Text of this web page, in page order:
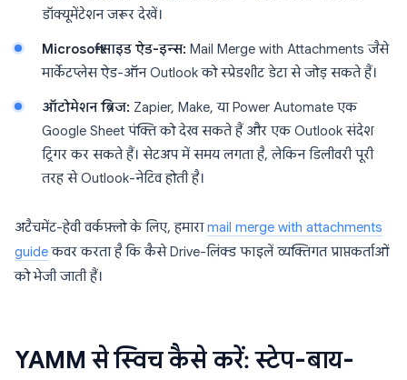
डॉक्यूमेंटेशन जरूर देखें।
Microsoft-साइड ऐड-इन्स: Mail Merge with Attachments जैसे
मार्केटप्लेस ऐड-ऑन Outlook को स्प्रेडशीट डेटा से जोड़ सकते हैं।
ऑटोमेशन ब्रिज: Zapier, Make, या Power Automate एक
Google Sheet पंक्ति को देख सकते हैं और एक Outlook संदेश
ट्रिगर कर सकते हैं। सेटअप में समय लगता है, लेकिन डिलीवरी पूरी
तरह से Outlook-नेटिव होती है।
अटैचमेंट-हेवी वर्कफ़्लो के लिए, हमाराmail merge with attachments
guideकवर करता है कि कैसे Drive-लिंक्ड फाइलें व्यक्तिगत प्राप्तकर्ताओं
को भेजी जाती हैं।
YAMM से स्विच कैसे करें: स्टेप-बाय-